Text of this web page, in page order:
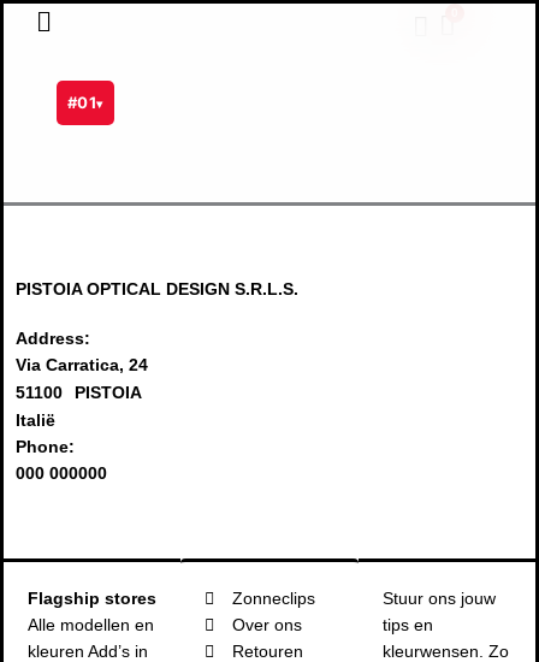
#01▾
PISTOIA OPTICAL DESIGN S.R.L.S.
Address:
Via Carratica, 24
51100
PISTOIA
Italië
Phone:
000 000000
Flagship stores
Alle modellen en
kleuren Add’s in
Zonneclips
Over ons
Retouren
Stuur ons jouw
tips en
kleurwensen. Zo